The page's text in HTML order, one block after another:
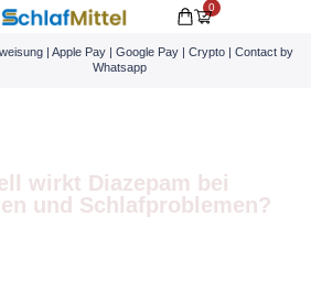
0
| Apple Pay | Google Pay | Crypto | Contact by
Whatsapp
wirkt Diazepam bei
und Schlafproblemen?